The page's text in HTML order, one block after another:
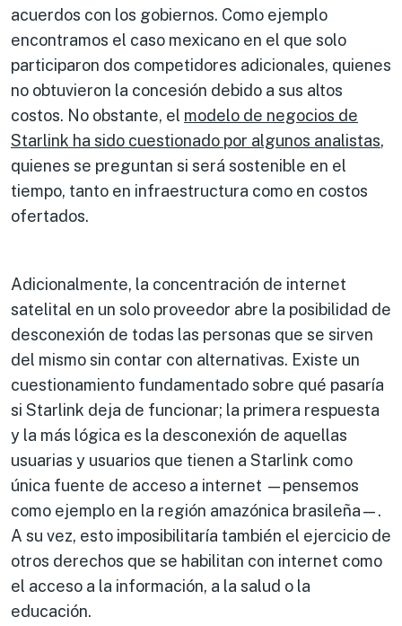
acuerdos con los gobiernos. Como ejemplo
encontramos el caso mexicano en el que solo
participaron dos competidores adicionales, quienes
no obtuvieron la concesión debido a sus altos
costos. No obstante, el modelo de negocios de
Starlink ha sido cuestionado por algunos analistas,
quienes se preguntan si será sostenible en el
tiempo, tanto en infraestructura como en costos
ofertados.
Adicionalmente, la concentración de internet
satelital en un solo proveedor abre la posibilidad de
desconexión de todas las personas que se sirven
del mismo sin contar con alternativas. Existe un
cuestionamiento fundamentado sobre qué pasaría
si Starlink deja de funcionar; la primera respuesta
y la más lógica es la desconexión de aquellas
usuarias y usuarios que tienen a Starlink como
única fuente de acceso a internet —pensemos
como ejemplo en la región amazónica brasileña—.
A su vez, esto imposibilitaría también el ejercicio de
otros derechos que se habilitan con internet como
el acceso a la información, a la salud o la
educación.